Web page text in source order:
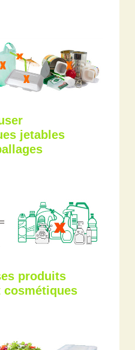
jetables
produits
cosmétiques